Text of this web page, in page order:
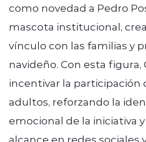
como novedad a Pedro
mascota institucional,
vínculo con las familias y
navideño. Con esta figura,
incentivar la participación
adultos, reforzando la
emocional de la iniciativa
alcance en redes sociales